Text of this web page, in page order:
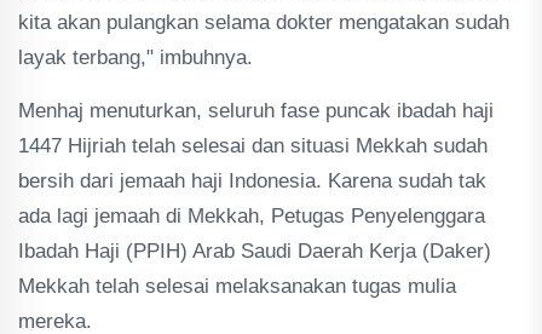
kita akan pulangkan selama dokter mengatakan sudah
layak terbang," imbuhnya.
Menhaj menuturkan, seluruh fase puncak ibadah haji
1447 Hijriah telah selesai dan situasi Mekkah sudah
bersih dari jemaah haji Indonesia. Karena sudah tak
ada lagi jemaah di Mekkah, Petugas Penyelenggara
Ibadah Haji (PPIH) Arab Saudi Daerah Kerja (Daker)
Mekkah telah selesai melaksanakan tugas mulia
mereka.